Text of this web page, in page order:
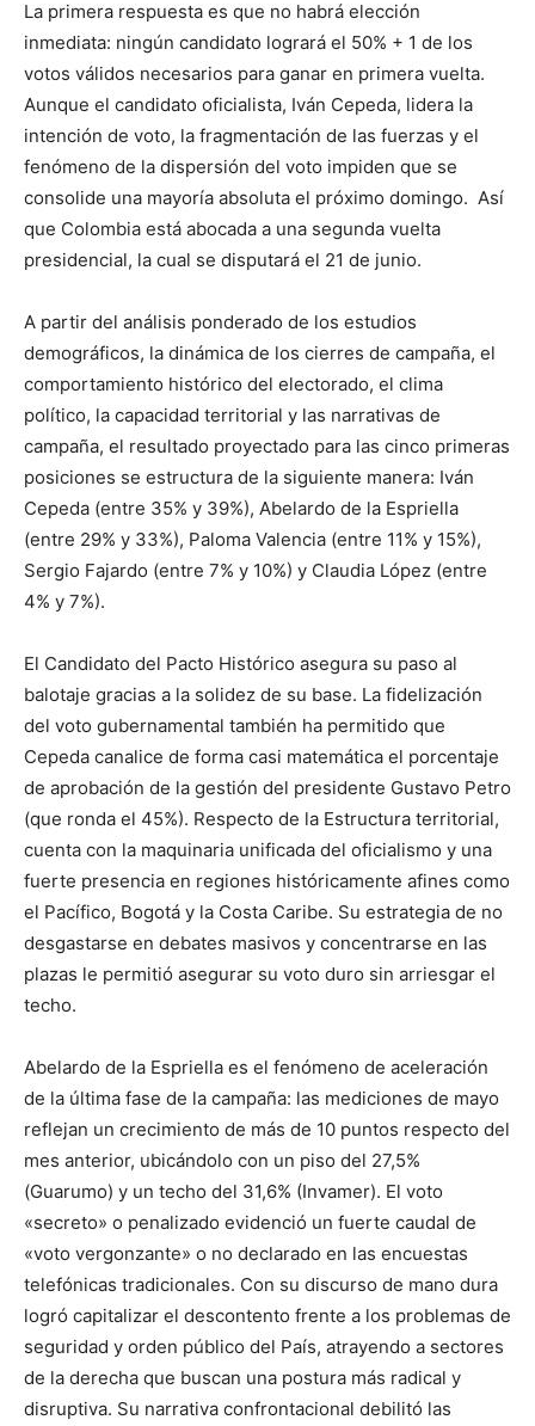
La primera respuesta es que no habrá elección
inmediata: ningún candidato logrará el 50% + 1 de los
votos válidos necesarios para ganar en primera vuelta.
Aunque el candidato oficialista, Iván Cepeda, lidera la
intención de voto, la fragmentación de las fuerzas y el
fenómeno de la dispersión del voto impiden que se
consolide una mayoría absoluta el próximo domingo. Así
que Colombia está abocada a una segunda vuelta
presidencial, la cual se disputará el 21 de junio.
A partir del análisis ponderado de los estudios
demográficos, la dinámica de los cierres de campaña, el
comportamiento histórico del electorado, el clima
político, la capacidad territorial y las narrativas de
campaña, el resultado proyectado para las cinco primeras
posiciones se estructura de la siguiente manera: Iván
Cepeda (entre 35% y 39%), Abelardo de la Espriella
(entre 29% y 33%), Paloma Valencia (entre 11% y 15%),
Sergio Fajardo (entre 7% y 10%) y Claudia López (entre
4% y 7%).
El Candidato del Pacto Histórico asegura su paso al
balotaje gracias a la solidez de su base. La fidelización
del voto gubernamental también ha permitido que
Cepeda canalice de forma casi matemática el porcentaje
de aprobación de la gestión del presidente Gustavo Petro
(que ronda el 45%). Respecto de la Estructura territorial,
cuenta con la maquinaria unificada del oficialismo y una
fuerte presencia en regiones históricamente afines como
el Pacífico, Bogotá y la Costa Caribe. Su estrategia de no
desgastarse en debates masivos y concentrarse en las
plazas le permitió asegurar su voto duro sin arriesgar el
techo.
Abelardo de la Espriella es el fenómeno de aceleración
de la última fase de la campaña: las mediciones de mayo
reflejan un crecimiento de más de 10 puntos respecto del
mes anterior, ubicándolo con un piso del 27,5%
(Guarumo) y un techo del 31,6% (Invamer). El voto
«secreto» o penalizado evidenció un fuerte caudal de
«voto vergonzante» o no declarado en las encuestas
telefónicas tradicionales. Con su discurso de mano dura
logró capitalizar el descontento frente a los problemas de
seguridad y orden público del País, atrayendo a sectores
de la derecha que buscan una postura más radical y
disruptiva. Su narrativa confrontacional debilitó las